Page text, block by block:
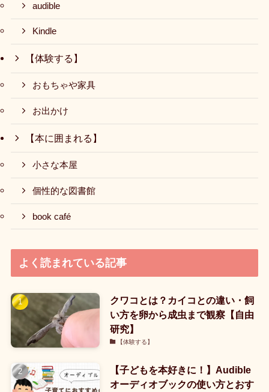
audible
Kindle
【体験する】
おもちゃや家具
お出かけ
【本に囲まれる】
小さな本屋
個性的な図書館
book café
よく読まれている記事
クワコとは？カイコとの違い・飼
い方を卵から成虫まで観察【自由
研究】
【体験する】
【子どもを本好きに！】Audible
オーディオブックの使い方とおす